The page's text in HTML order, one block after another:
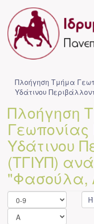
Πλοήγηση Τμήμα
Υδάτινου
Πλοήγηση
Γεωπονίας
Υδάτινου
(ΤΓΙΥΠ)
"Φασούλα,